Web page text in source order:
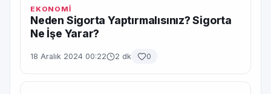
EKONOMİ
Neden Sigorta Yaptırmalısınız? Sigorta
Ne İşe Yarar?
18 Aralık 2024 00:22 2 dk 0